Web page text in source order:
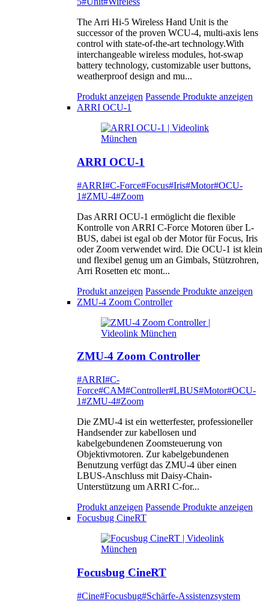
The Arri Hi-5 Wireless Hand Unit is the
successor of the proven WCU-4, multi-axis lens
control with state-of-the-art technology.With
interchangeable wireless modules, hot-swap
battery technology, customizable user buttons,
weatherproof design and mu...
Produkt anzeigen Passende Produkte anzeigen
ARRI OCU-1
ARRI OCU-1
#ARRI#C-Force#Focus#Iris#Motor#OCU-
1#ZMU-4#Zoom
Das ARRI OCU-1 ermöglicht die flexible
Kontrolle von ARRI C-Force Motoren über L-
BUS, dabei ist egal ob der Motor für Focus, Iris
oder Zoom verwendet wird. Die OCU-1 ist klein
und flexibel genug um an Gimbals, Stützrohren,
Arri Rosetten etc mont...
Produkt anzeigen Passende Produkte anzeigen
ZMU-4 Zoom Controller
ZMU-4 Zoom Controller
#ARRI#C-
Force#CAM#Controller#LBUS#Motor#OCU-
1#ZMU-4#Zoom
Die ZMU-4 ist ein wetterfester, professioneller
Handsender zur kabellosen und
kabelgebundenen Zoomsteuerung von
Objektivmotoren. Zur kabelgebundenen
Benutzung verfügt das ZMU-4 über einen
LBUS-Anschluss mit Daisy-Chain-
Unterstützung um ARRI C-for...
Produkt anzeigen Passende Produkte anzeigen
Focusbug CineRT
Focusbug CineRT
#Cine#Focusbug#Schärfe-Assistenzsystem